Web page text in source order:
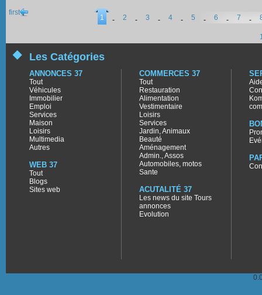
first
1 - 2 - 3 - 4 - 5 - 6 - 7 -
Les Catégories
ANNONCES 37
Tout
Véhicules
Immobilier
Emploi
Services
Maison
Loisirs
Multimedia
Autres
WEB 37
Tout
Blogs
Sites web
COMMERCES 37
Tout
Restauration
Alimentation
Vestimentaire
Loisirs
Services
Jardin, Animaux
Beauté
Aménagement
Admin., Assos
Automobiles, motos
Sante
ACUTALITÉ 37
Les news du site Tours
annonces
Evolution